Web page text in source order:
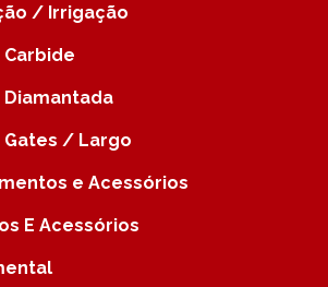
/ Irrigação
Carbide
Diamantada
Gates / Largo
e Acessórios
E Acessórios